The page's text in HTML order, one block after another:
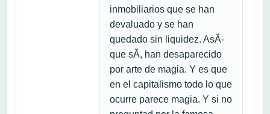
inmobiliarios que se han
devaluado y se han
quedado sin liquidez. AsÃ­
que sÃ­, han desaparecido
por arte de magia. Y es que
en el capitalismo todo lo que
ocurre parece magia. Y si no